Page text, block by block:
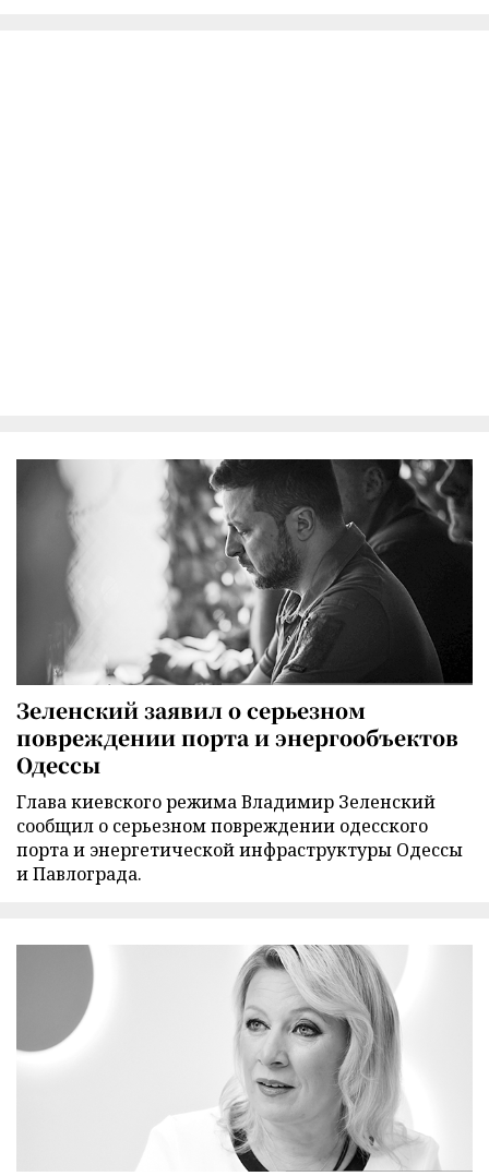
Зеленский заявил о серьезном
повреждении порта и энергообъектов
Одессы
Глава киевского режима Владимир Зеленский
сообщил о серьезном повреждении одесского
порта и энергетической инфраструктуры Одессы
и Павлограда.